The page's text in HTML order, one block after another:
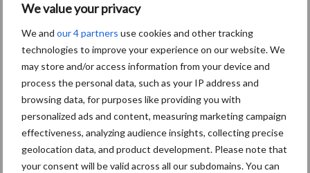
We value your privacy
We and our 4 partners use cookies and other tracking
technologies to improve your experience on our website. We
may store and/or access information from your device and
process the personal data, such as your IP address and
browsing data, for purposes like providing you with
personalized ads and content, measuring marketing campaign
effectiveness, analyzing audience insights, collecting precise
geolocation data, and product development. Please note that
your consent will be valid across all our subdomains. You can
Beetle veegrobot: jouw
slimme hulp op de
werkvloer
Van onze partner The Legal
Company
Bescherming van
persoonsgegevens: grip op
de risico’s